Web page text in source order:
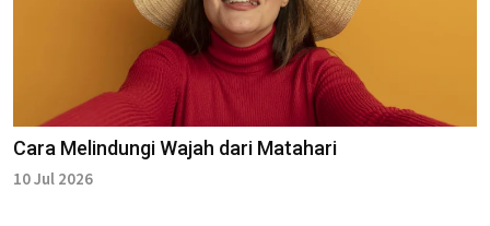
Cara Melindungi Wajah dari Matahari
10 Jul 2026